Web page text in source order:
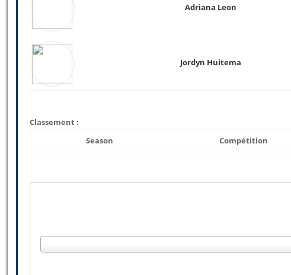
Adriana Leon
Jordyn Huitema
Classement :
Season
Compétition